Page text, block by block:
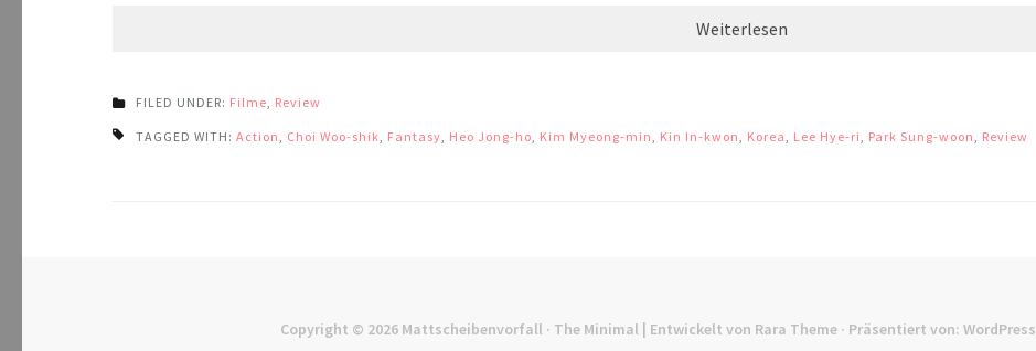
Weiterlesen
FILED UNDER: Filme, Review
TAGGED WITH: Action, Choi Woo-shik, Fantasy, Heo Jong-ho, Kim Myeong-min, Kin In-kwon, Korea, Lee Hye-ri, Park Sung-woon, Review
Copyright © 2026 Mattscheibenvorfall · The Minimal | Entwickelt von Rara Theme · Präsentiert von: WordPress